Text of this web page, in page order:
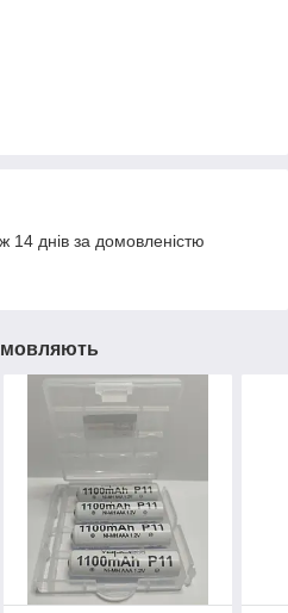
14 днів за домовленістю